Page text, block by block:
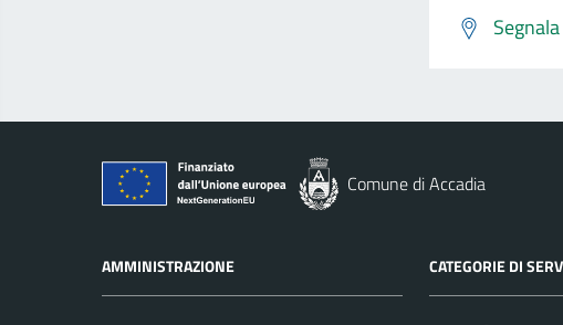
Comune di Accadia
AMMINISTRAZIONE CATEGORIE DI